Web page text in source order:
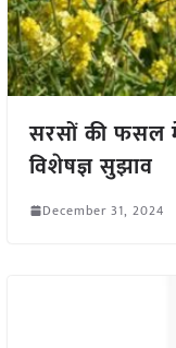
सरसों की फसल
विशेषज्ञ सुझाव
December 31, 2024